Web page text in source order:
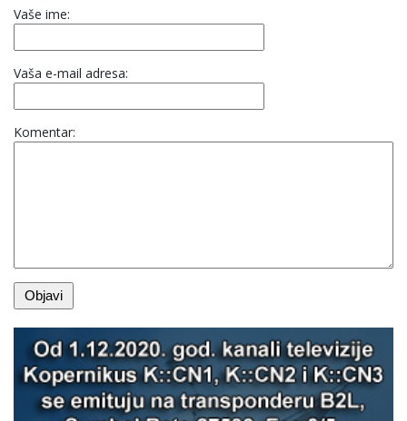
Vaše ime:
Vaša e-mail adresa:
Komentar: